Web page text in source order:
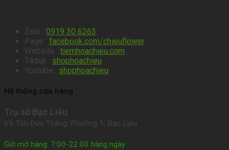
Zalo : 0919 30 6263
Page : facebook.com/chieuflower.
Website : tiemhoachieu.com
Tiktok : shophoachieu
Youtube : shophoachieu
Hệ thống cửa hàng
Trụ sở Bạc Liêu
69 Tôn Đức Thắng, Phường 1, Bạc Liêu
Giờ mở hàng: 7:00-22:00 hàng ngày